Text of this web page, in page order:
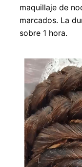
maquillaje de
marcados. La
sobre 1 hora.